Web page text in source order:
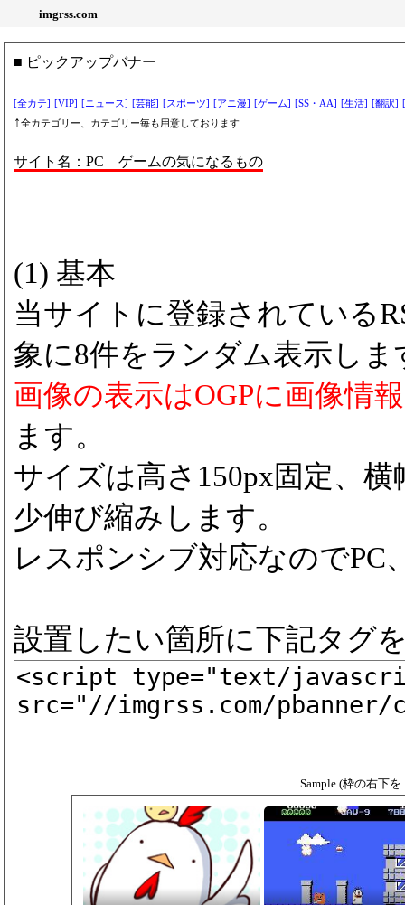
imgrss.com
■ ピックアップバナー
[全カテ] [VIP] [ニュース] [芸能] [スポーツ] [アニ漫] [ゲーム] [SS・AA] [生活] [翻訳]
↑全カテゴリー、カテゴリー毎も用意しております
サイト名：PC ゲームの気になるもの
(1) 基本
当サイトに登録されている
象に8件をランダム表示しま
画像の表示はOGPに画像情
ます。
サイズは高さ150px固定、
少伸び縮みします。
レスポンシブ対応なので
設置したい箇所に下記タグ
Sample (枠の右下